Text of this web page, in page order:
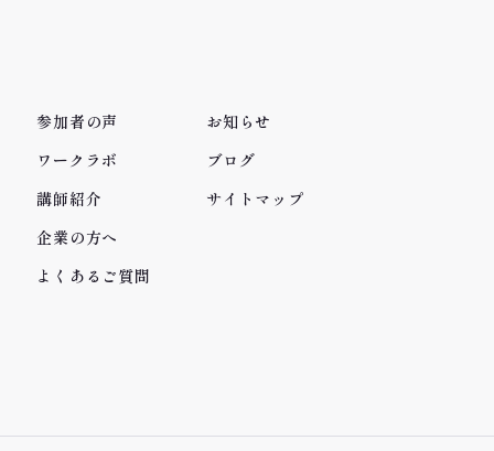
参加者の声
ワークラボ
講師紹介
企業の方へ
よくあるご質問
お知らせ
ブログ
サイトマップ